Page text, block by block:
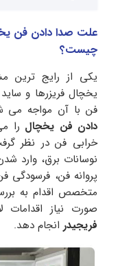
علت صدا دادن فن
چیست؟
یکی از رایج ترین
یخچال فریزرها و
فن با آن مواجه می
دادن فن یخچال را
خرابی فن در نظر
نوسانات برق، وارد
پروانه فن، فرسودگی
متخصص اقدام به
صورت نیاز
فریجیدر انجام دهد.